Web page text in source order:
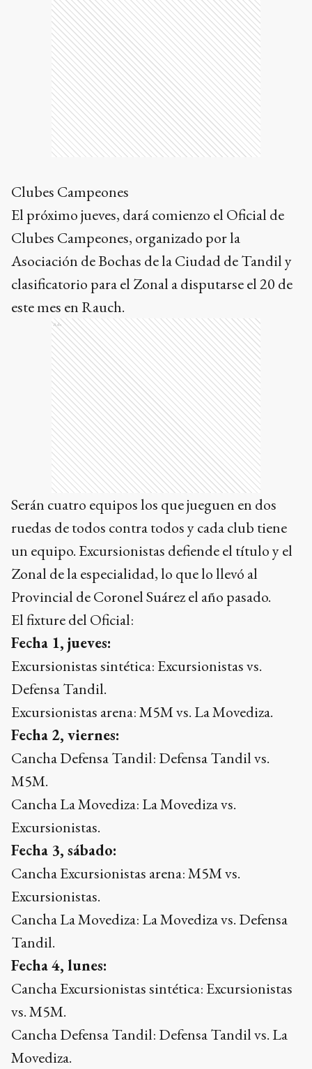
Clubes Campeones
El próximo jueves, dará comienzo el Oficial de
Clubes Campeones, organizado por la
Asociación de Bochas de la Ciudad de Tandil y
clasificatorio para el Zonal a disputarse el 20 de
este mes en Rauch.
Ads
Serán cuatro equipos los que jueguen en dos
ruedas de todos contra todos y cada club tiene
un equipo. Excursionistas defiende el título y el
Zonal de la especialidad, lo que lo llevó al
Provincial de Coronel Suárez el año pasado.
El fixture del Oficial:
Fecha 1, jueves:
Excursionistas sintética: Excursionistas vs.
Defensa Tandil.
Excursionistas arena: M5M vs. La Movediza.
Fecha 2, viernes:
Cancha Defensa Tandil: Defensa Tandil vs.
M5M.
Cancha La Movediza: La Movediza vs.
Excursionistas.
Fecha 3, sábado:
Cancha Excursionistas arena: M5M vs.
Excursionistas.
Cancha La Movediza: La Movediza vs. Defensa
Tandil.
Fecha 4, lunes:
Cancha Excursionistas sintética: Excursionistas
vs. M5M.
Cancha Defensa Tandil: Defensa Tandil vs. La
Movediza.